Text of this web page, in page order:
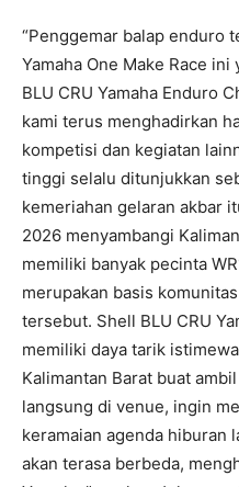
“Penggemar balap enduro
Yamaha One Make Race
BLU CRU Yamaha Enduro
kami terus menghadirkan
kompetisi dan kegiatan
tinggi selalu ditunjukkan
kemeriahan gelaran akbar
2026 menyambangi
memiliki banyak pecinta
merupakan basis
tersebut. Shell BLU CRU
memiliki daya tarik
Kalimantan Barat buat
langsung di venue, ingin
keramaian agenda hiburan
akan terasa berbeda,